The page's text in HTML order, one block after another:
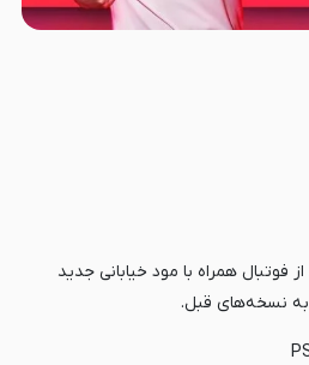
فوتبال همراه با مود خیابانی جدید